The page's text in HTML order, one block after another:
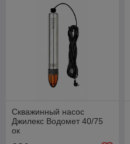
Скважинный насос
Джилекс Водомет 40/75
ок